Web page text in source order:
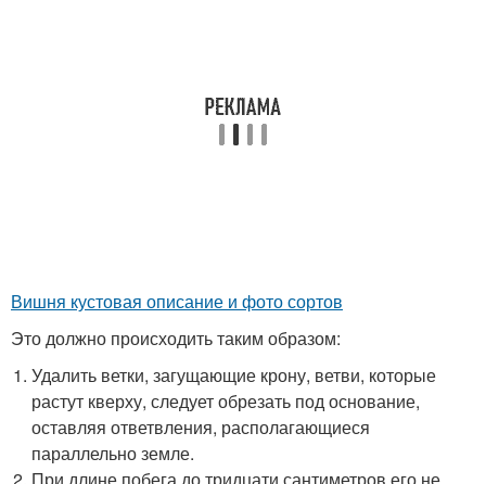
Вишня кустовая описание и фото сортов
Это должно происходить таким образом:
Удалить ветки, загущающие крону, ветви, которые
растут кверху, следует обрезать под основание,
оставляя ответвления, располагающиеся
параллельно земле.